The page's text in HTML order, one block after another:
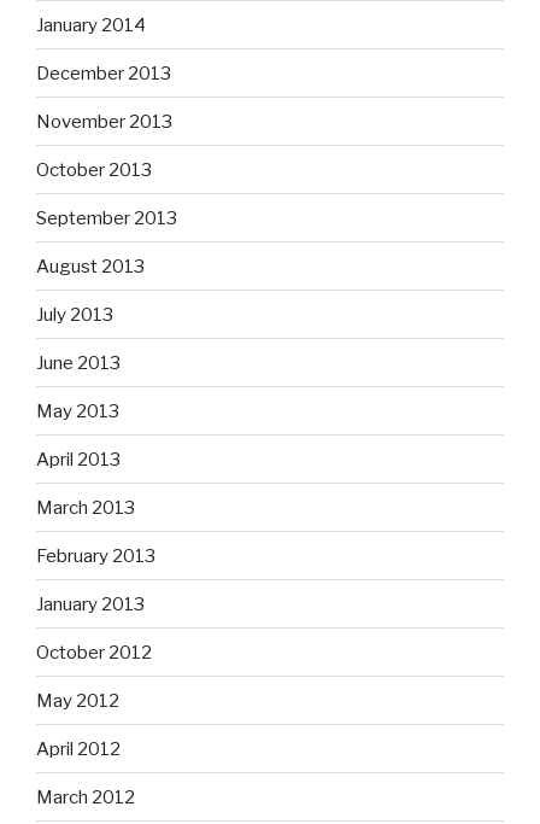
January 2014
December 2013
November 2013
October 2013
September 2013
August 2013
July 2013
June 2013
May 2013
April 2013
March 2013
February 2013
January 2013
October 2012
May 2012
April 2012
March 2012